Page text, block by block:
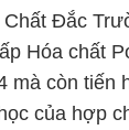
Đắc
Hóa chất
mà còn tiến
của hợp